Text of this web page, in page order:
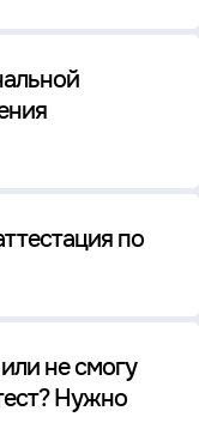
по
не смогу
Нужно